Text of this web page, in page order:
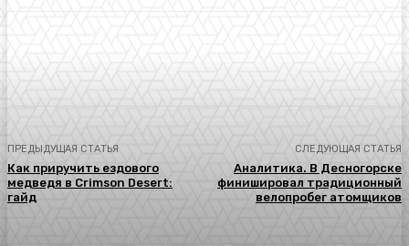
ПРЕДЫДУЩАЯ СТАТЬЯ
Как приручить ездового
медведя в Crimson Desert:
гайд
СЛЕДУЮЩАЯ СТАТЬЯ
Аналитика. В Десногорске
финишировал традиционный
велопробег атомщиков